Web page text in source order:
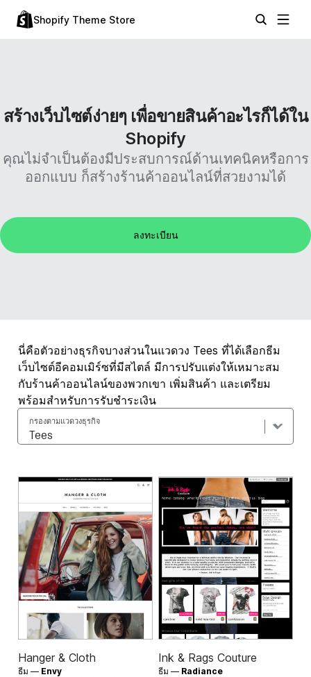
Shopify Theme Store
สร้างเว็บไซต์ง่ายๆ เพื่อขายสินค้าอะไรก็ได้ใน
Shopify
คุณไม่จำเป็นต้องมีประสบการณ์ด้านเทคนิคหรือการ
ออกแบบ ก็สร้างร้านค้าออนไลน์ที่สวยงามได้
ลงทะเบียน
นี่คือตัวอย่างธุรกิจบางส่วนในแวดวง Tees ที่ได้เลือกธีม
เว็บไซต์อีคอมเมิร์ซที่มีสไตล์ มีการปรับแต่งให้เหมาะสม
กับร้านค้าออนไลน์ของพวกเขา เพิ่มสินค้า และเตรียม
พร้อมสำหรับการรับชำระเงิน
กรองตามแวดวงธุรกิจ
Hanger & Cloth
ธีม — Envy
Ink & Rags Couture
ธีม — Radiance